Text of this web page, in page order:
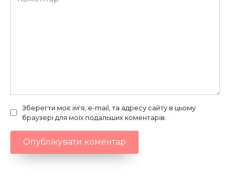
Зберегти моє ім'я, e-mail, та адресу сайту в цьому
браузері для моїх подальших коментарів.